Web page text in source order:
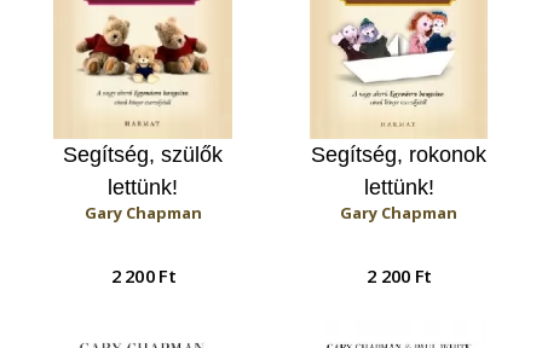
Segítség, szülők
lettünk!
Gary Chapman
2 200 Ft
Segítség, rokonok
lettünk!
Gary Chapman
2 200 Ft